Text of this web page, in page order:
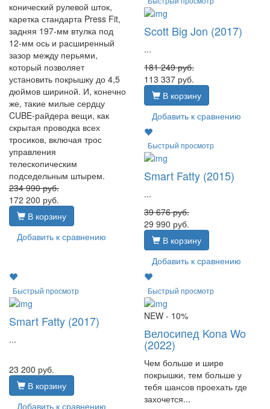
конический рулевой шток,
каретка стандарта Press Fit,
задняя 197-мм втулка под
12-мм ось и расширенный
зазор между перьями,
который позволяет
установить покрышку до 4,5
дюймов шириной. И, конечно
же, такие милые сердцу
CUBE-райдера вещи, как
скрытая проводка всех
тросиков, включая трос
управления
телескопическим
подседельным штырем.
234 990руб.
172 200 руб.
В корзину
Добавить к сравнению
Scott Big Jon (2017)
...
181 249руб.
113 337 руб.
В корзину
Добавить к сравнению
Быстрый просмотр
Smart Fatty (2015)
...
39 676руб.
29 990 руб.
В корзину
Добавить к сравнению
Быстрый просмотр
Smart Fatty (2017)
...
23 200 руб.
В корзину
Добавить к сравнению
Быстрый просмотр
NEW - 10%
Велосипед Kona Wo
(2022)
Чем больше и шире
покрышки, тем больше у
тебя шансов проехать где
захочется...